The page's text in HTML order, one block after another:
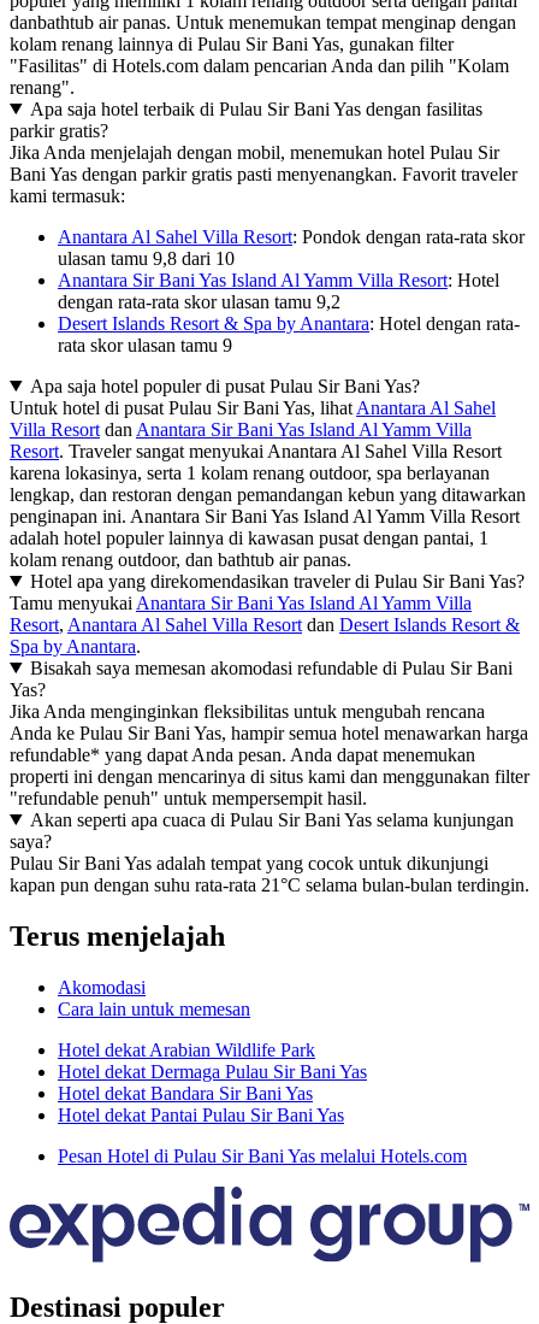
danbathtub air panas. Untuk menemukan tempat menginap dengan
kolam renang lainnya di Pulau Sir Bani Yas, gunakan filter
"Fasilitas" di Hotels.com dalam pencarian Anda dan pilih "Kolam
renang".
Apa saja hotel terbaik di Pulau Sir Bani Yas dengan fasilitas
parkir gratis?
Jika Anda menjelajah dengan mobil, menemukan hotel Pulau Sir
Bani Yas dengan parkir gratis pasti menyenangkan. Favorit traveler
kami termasuk:
Anantara Al Sahel Villa Resort: Pondok dengan rata-rata skor
ulasan tamu 9,8 dari 10
Anantara Sir Bani Yas Island Al Yamm Villa Resort: Hotel
dengan rata-rata skor ulasan tamu 9,2
Desert Islands Resort & Spa by Anantara: Hotel dengan rata-
rata skor ulasan tamu 9
Apa saja hotel populer di pusat Pulau Sir Bani Yas?
Untuk hotel di pusat Pulau Sir Bani Yas, lihat Anantara Al Sahel
Villa Resort dan Anantara Sir Bani Yas Island Al Yamm Villa
Resort. Traveler sangat menyukai Anantara Al Sahel Villa Resort
karena lokasinya, serta 1 kolam renang outdoor, spa berlayanan
lengkap, dan restoran dengan pemandangan kebun yang ditawarkan
penginapan ini. Anantara Sir Bani Yas Island Al Yamm Villa Resort
adalah hotel populer lainnya di kawasan pusat dengan pantai, 1
kolam renang outdoor, dan bathtub air panas.
Hotel apa yang direkomendasikan traveler di Pulau Sir Bani Yas?
Tamu menyukai Anantara Sir Bani Yas Island Al Yamm Villa
Resort, Anantara Al Sahel Villa Resort dan Desert Islands Resort &
Spa by Anantara.
Bisakah saya memesan akomodasi refundable di Pulau Sir Bani
Yas?
Jika Anda menginginkan fleksibilitas untuk mengubah rencana
Anda ke Pulau Sir Bani Yas, hampir semua hotel menawarkan harga
refundable* yang dapat Anda pesan. Anda dapat menemukan
properti ini dengan mencarinya di situs kami dan menggunakan filter
"refundable penuh" untuk mempersempit hasil.
Akan seperti apa cuaca di Pulau Sir Bani Yas selama kunjungan
saya?
Pulau Sir Bani Yas adalah tempat yang cocok untuk dikunjungi
kapan pun dengan suhu rata-rata 21°C selama bulan-bulan terdingin.
Terus menjelajah
Akomodasi
Cara lain untuk memesan
Hotel dekat Arabian Wildlife Park
Hotel dekat Dermaga Pulau Sir Bani Yas
Hotel dekat Bandara Sir Bani Yas
Hotel dekat Pantai Pulau Sir Bani Yas
Pesan Hotel di Pulau Sir Bani Yas melalui Hotels.com
Destinasi populer